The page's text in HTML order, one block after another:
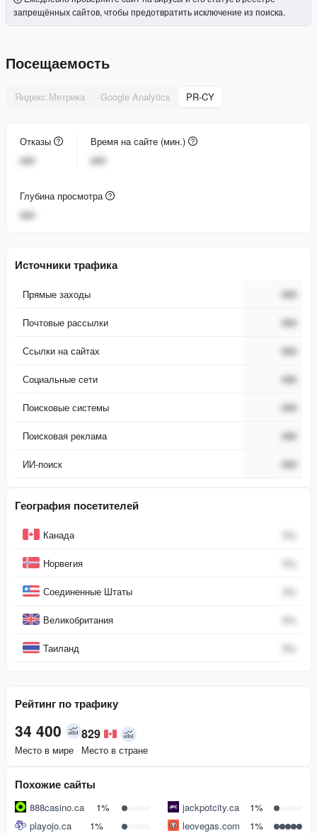
запрещённых сайтов, чтобы предотвратить исключение из поиска.
Посещаемость
Яндекс.Метрика Google Analytics PR-CY
Отказы
###
Время на сайте (мин.)
###
Глубина просмотра
###
Источники трафика
Прямые заходы ###
Почтовые рассылки ###
Ссылки на сайтах ###
Социальные сети ###
Поисковые системы ###
Поисковая реклама ###
ИИ-поиск ###
География посетителей
СтранаКанада 0%
Норвегия 0%
Соединенные Штаты 0%
Великобритания 0%
Таиланд 0%
Рейтинг по трафику
34 400
Место в мире
829
Место в стране
Похожие сайты
888casino.ca 1% jackpotcity.ca
1%
playojo.ca
1% leovegas.com
1%